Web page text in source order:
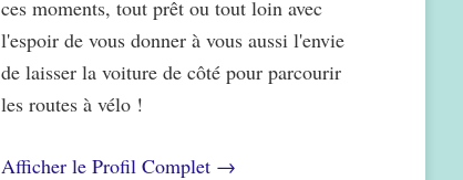
ces moments, tout prêt ou tout loin avec
l'espoir de vous donner à vous aussi l'envie
de laisser la voiture de côté pour parcourir
les routes à vélo !
Afficher le Profil Complet →